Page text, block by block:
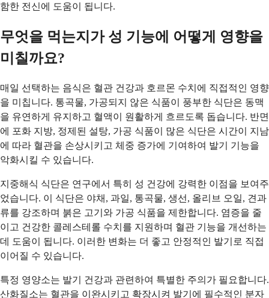
함한 전신에 도움이 됩니다.
무엇을 먹는지가 성 기능에 어떻게 영향을
미칠까요?
매일 선택하는 음식은 혈관 건강과 호르몬 수치에 직접적인 영향
을 미칩니다. 통곡물, 가공되지 않은 식품이 풍부한 식단은 동맥
을 유연하게 유지하고 혈액이 원활하게 흐르도록 돕습니다. 반면
에 포화 지방, 정제된 설탕, 가공 식품이 많은 식단은 시간이 지남
에 따라 혈관을 손상시키고 체중 증가에 기여하여 발기 기능을
악화시킬 수 있습니다.
지중해식 식단은 연구에서 특히 성 건강에 강력한 이점을 보여주
었습니다. 이 식단은 야채, 과일, 통곡물, 생선, 올리브 오일, 견과
류를 강조하며 붉은 고기와 가공 식품을 제한합니다. 염증을 줄
이고 건강한 콜레스테롤 수치를 지원하며 혈관 기능을 개선하는
데 도움이 됩니다. 이러한 변화는 더 좋고 안정적인 발기로 직접
이어질 수 있습니다.
특정 영양소는 발기 건강과 관련하여 특별한 주의가 필요합니다.
산화질소는 혈관을 이완시키고 확장시켜 발기에 필수적인 분자